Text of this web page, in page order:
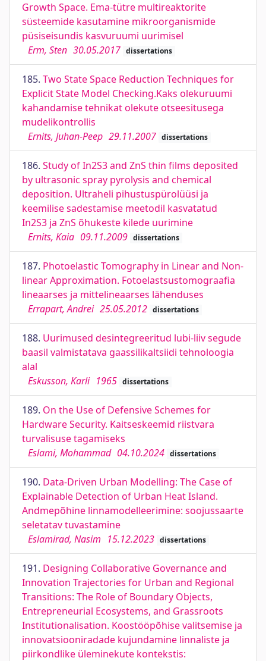
Growth Space. Ema-tütre multireaktorite
süsteemide kasutamine mikroorganismide
püsiseisundis kasvuruumi uurimisel
Erm, Sten 30.05.2017 dissertations
185. Two State Space Reduction Techniques for
Explicit State Model Checking.Kaks olekuruumi
kahandamise tehnikat olekute otseesitusega
mudelikontrollis
Ernits, Juhan-Peep 29.11.2007 dissertations
186. Study of In2S3 and ZnS thin films deposited
by ultrasonic spray pyrolysis and chemical
deposition. Ultraheli pihustuspürolüüsi ja
keemilise sadestamise meetodil kasvatatud
In2S3 ja ZnS õhukeste kilede uurimine
Ernits, Kaia 09.11.2009 dissertations
187. Photoelastic Tomography in Linear and Non-
linear Approximation. Fotoelastsustomograafia
lineaarses ja mittelineaarses lähenduses
Errapart, Andrei 25.05.2012 dissertations
188. Uurimused desintegreeritud lubi-liiv segude
baasil valmistatava gaassilikaltsiidi tehnoloogia
alal
Eskusson, Karli 1965 dissertations
189. On the Use of Defensive Schemes for
Hardware Security. Kaitseskeemid riistvara
turvalisuse tagamiseks
Eslami, Mohammad 04.10.2024 dissertations
190. Data-Driven Urban Modelling: The Case of
Explainable Detection of Urban Heat Island.
Andmepõhine linnamodelleerimine: soojussaarte
seletatav tuvastamine
Eslamirad, Nasim 15.12.2023 dissertations
191. Designing Collaborative Governance and
Innovation Trajectories for Urban and Regional
Transitions: The Role of Boundary Objects,
Entrepreneurial Ecosystems, and Grassroots
Institutionalisation. Koostööpõhise valitsemise ja
innovatsiooniradade kujundamine linnaliste ja
piirkondlike üleminekute kontekstis: